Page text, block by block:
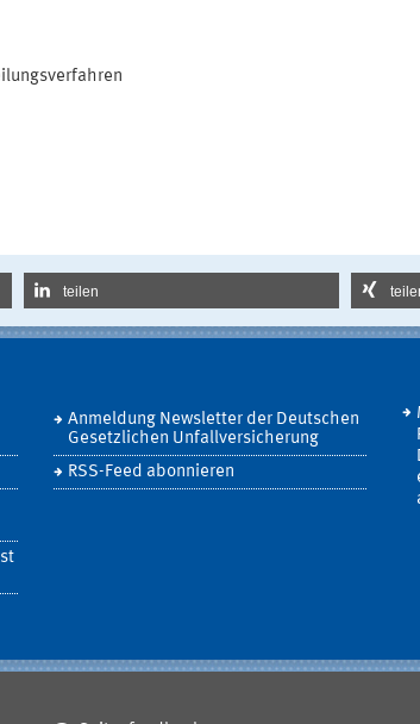
teilen
Anmeldung Newsletter der Deutschen
Gesetzlichen Unfallversicherung
RSS-Feed abonnieren